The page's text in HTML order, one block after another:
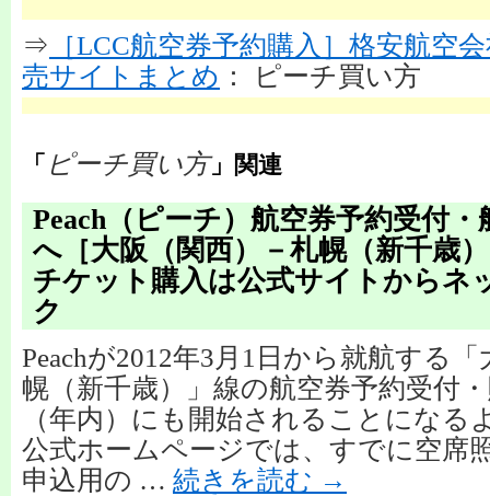
⇒ ［LCC航空券予約購入］格安航空
売サイトまとめ ： ピーチ買い方
「 ピーチ買い方」関連
Peach（ピーチ）航空券予約受付・
へ［大阪（関西）－札幌（新千歳
チケット購入は公式サイトからネ
ク
Peachが2012年3月1日から就航する
幌（新千歳）」線の航空券予約受付
（年内）にも開始されることになる
公式ホームページでは、すでに空席
申込用の … 続きを読む →